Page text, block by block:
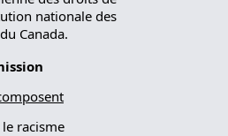
nationale des
Canada.
racisme